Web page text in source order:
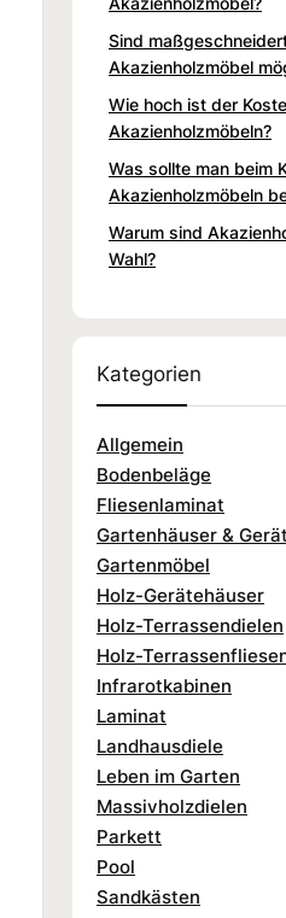
Sind
Akazienholzmöbel
Wie hoch ist der
Akazienholzmöbeln?
Was sollte man beim
Akazienholzmöbeln
Warum sind
Wahl?
Kategorien
Allgemein
Bodenbeläge
Fliesenlaminat
Gartenhäuser &
Gartenmöbel
Holz-Gerätehäuser
Holz-Terrassendielen
Holz-
Infrarotkabinen
Laminat
Landhausdiele
Leben im Garten
Massivholzdielen
Parkett
Pool
Sandkästen